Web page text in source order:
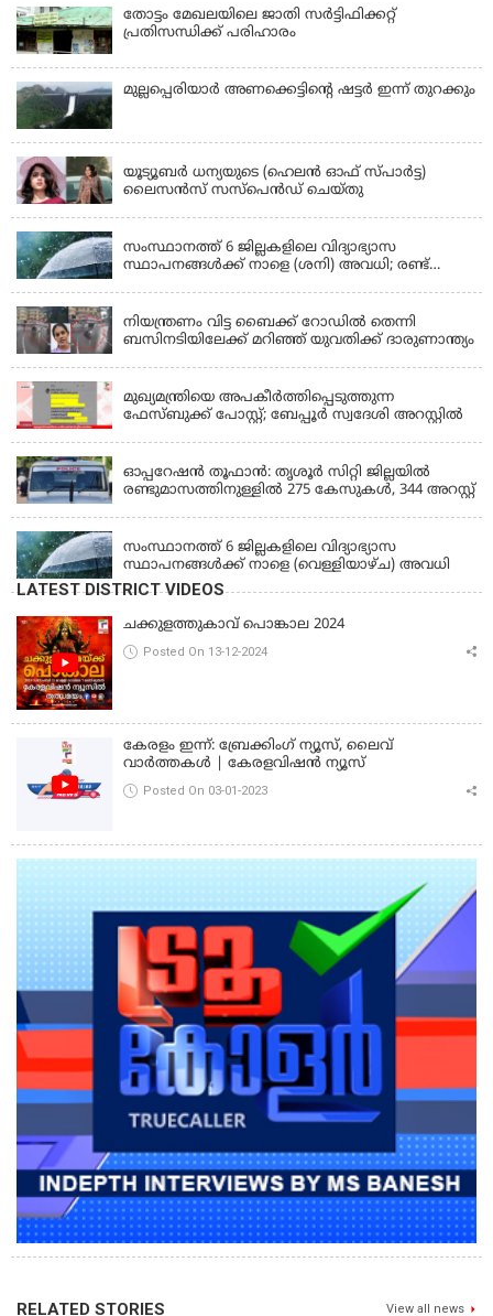
തോട്ടം മേഖലയിലെ ജാതി സര്‍ട്ടിഫിക്കറ്റ്
പ്രതിസന്ധിക്ക് പരിഹാരം
മുല്ലപ്പെരിയാര്‍ അണക്കെട്ടിൻ്റെ ഷട്ടര്‍ ഇന്ന് തുറക്കും
യൂട്യൂബർ ധന്യയുടെ (ഹെലൻ ഓഫ് സ്പാർട്ട)
ലൈസൻസ് സസ്‌പെൻഡ് ചെയ്തു
സംസ്ഥാനത്ത് 6 ജില്ലകളിലെ വിദ്യാഭ്യാസ
സ്ഥാപനങ്ങൾക്ക് നാളെ (ശനി) അവധി; രണ്ട്
നിയന്ത്രണം വിട്ട ബൈക്ക് റോഡിൽ തെന്നി
ബസിനടിയിലേക്ക് മറിഞ്ഞ് യുവതിക്ക് ദാരുണാന്ത്യം
മുഖ്യമന്ത്രിയെ അപകീർത്തിപ്പെടുത്തുന്ന
ഫേസ്‌ബുക്ക് പോസ്റ്റ്; ബേപ്പൂർ സ്വദേശി അറസ്റ്റിൽ
ഓപ്പറേഷൻ തൂഫാൻ: തൃശൂർ സിറ്റി ജില്ലയിൽ
രണ്ടുമാസത്തിനുള്ളിൽ 275 കേസുകൾ, 344 അറസ്റ്റ്
സംസ്ഥാനത്ത് 6 ജില്ലകളിലെ വിദ്യാഭ്യാസ
സ്ഥാപനങ്ങൾക്ക് നാളെ (വെള്ളിയാഴ്ച) അവധി
LATEST DISTRICT VIDEOS
ചക്കുളത്തുകാവ് പൊങ്കാല 2024
Posted On 13-12-2024
കേരളം ഇന്ന്: ബ്രേക്കിംഗ് ന്യൂസ്, ലൈവ്
വാർത്തകൾ | കേരളവിഷൻ ന്യൂസ്
Posted On 03-01-2023
RELATED STORIES View all news